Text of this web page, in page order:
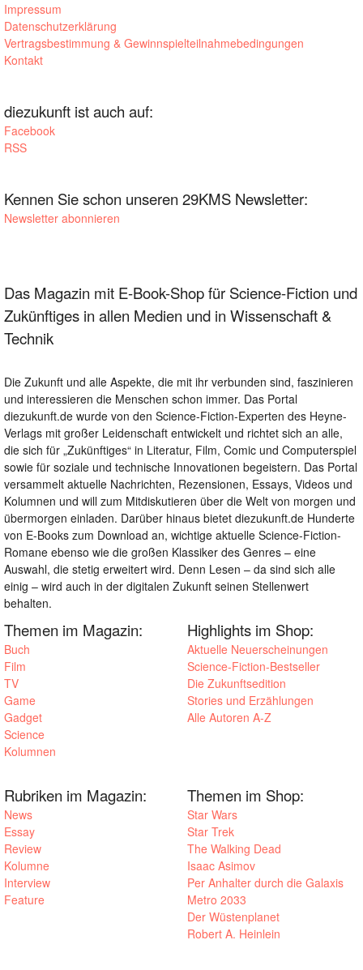
Impressum
Datenschutzerklärung
Vertragsbestimmung & Gewinnspielteilnahmebedingungen
Kontakt
diezukunft ist auch auf:
Facebook
RSS
Kennen Sie schon unseren 29KMS Newsletter:
Newsletter abonnieren
Das Magazin mit E-Book-Shop für Science-Fiction und
Zukünftiges in allen Medien und in Wissenschaft &
Technik
Die Zukunft und alle Aspekte, die mit ihr verbunden sind, faszinieren
und interessieren die Menschen schon immer. Das Portal
diezukunft.de wurde von den Science-Fiction-Experten des Heyne-
Verlags mit großer Leidenschaft entwickelt und richtet sich an alle,
die sich für „Zukünftiges“ in Literatur, Film, Comic und Computerspiel
sowie für soziale und technische Innovationen begeistern. Das Portal
versammelt aktuelle Nachrichten, Rezensionen, Essays, Videos und
Kolumnen und will zum Mitdiskutieren über die Welt von morgen und
übermorgen einladen. Darüber hinaus bietet diezukunft.de Hunderte
von E-Books zum Download an, wichtige aktuelle Science-Fiction-
Romane ebenso wie die großen Klassiker des Genres – eine
Auswahl, die stetig erweitert wird. Denn Lesen – da sind sich alle
einig – wird auch in der digitalen Zukunft seinen Stellenwert
behalten.
Themen im Magazin:
Buch
Film
TV
Game
Gadget
Science
Kolumnen
Highlights im Shop:
Aktuelle Neuerscheinungen
Science-Fiction-Bestseller
Die Zukunftsedition
Stories und Erzählungen
Alle Autoren A-Z
Rubriken im Magazin:
News
Essay
Review
Kolumne
Interview
Feature
Themen im Shop:
Star Wars
Star Trek
The Walking Dead
Isaac Asimov
Per Anhalter durch die Galaxis
Metro 2033
Der Wüstenplanet
Robert A. Heinlein